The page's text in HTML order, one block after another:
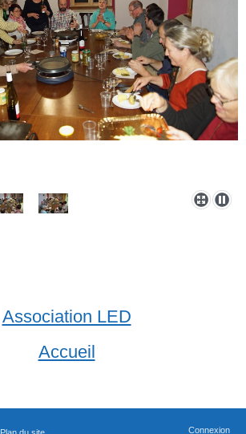
Association LED
Accueil
Connexion